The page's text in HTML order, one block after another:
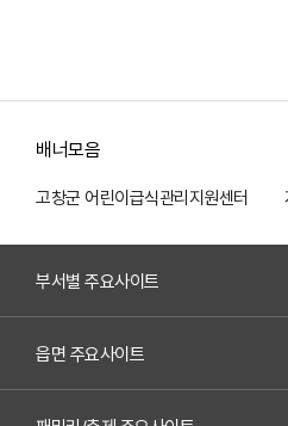
전북 고창
자세히 보기
김정회
배너모음
고창군 어린이급식관리지원센터
부서별 주요사이트
읍면 주요사이트